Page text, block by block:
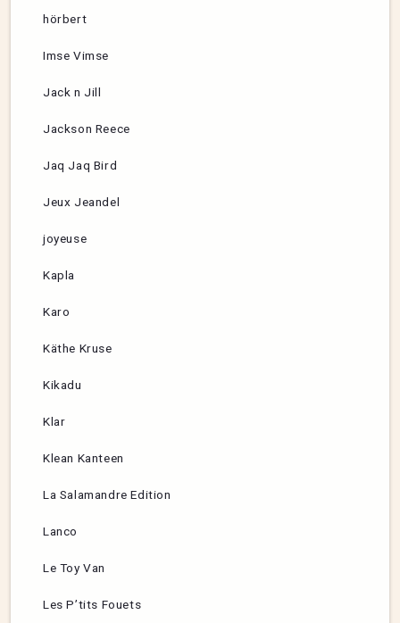
hörbert
Imse Vimse
Jack n Jill
Jackson Reece
Jaq Jaq Bird
Jeux Jeandel
joyeuse
Kapla
Karo
Käthe Kruse
Kikadu
Klar
Klean Kanteen
La Salamandre Edition
Lanco
Le Toy Van
Les P’tits Fouets